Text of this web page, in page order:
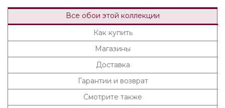
Все обои этой коллекции
Как купить
Магазины
Доставка
Гарантии и возврат
Смотрите также